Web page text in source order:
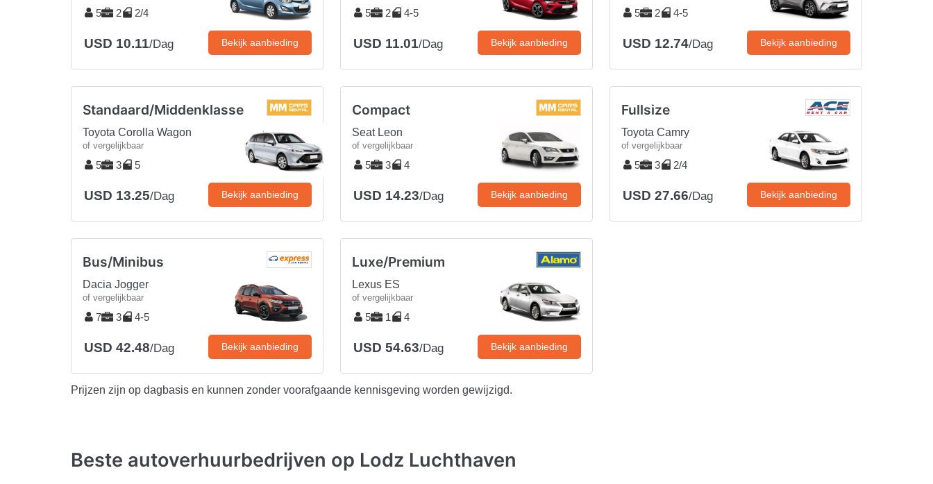
5 2 2/4
USD 10.11/Dag Bekijk aanbieding
5 2 4-5
USD 11.01/Dag Bekijk aanbieding
5 2 4-5
USD 12.74/Dag Bekijk aanbieding
Standaard/Middenklasse
Toyota Corolla Wagon
of vergelijkbaar
5 3 5
USD 13.25/Dag Bekijk aanbieding
Compact
Seat Leon
of vergelijkbaar
5 3 4
USD 14.23/Dag Bekijk aanbieding
Fullsize
Toyota Camry
of vergelijkbaar
5 3 2/4
USD 27.66/Dag Bekijk aanbieding
Bus/Minibus
Dacia Jogger
of vergelijkbaar
7 3 4-5
USD 42.48/Dag Bekijk aanbieding
Luxe/Premium
Lexus ES
of vergelijkbaar
5 1 4
USD 54.63/Dag Bekijk aanbieding
Prijzen zijn op dagbasis en kunnen zonder voorafgaande kennisgeving worden gewijzigd.
Beste autoverhuurbedrijven op Lodz Luchthaven